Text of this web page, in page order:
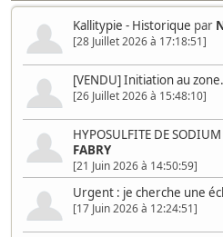
Kallitypie - Historique par
[28 Juillet 2026 à 17:18:51]
[VENDU] Initiation au
[26 Juillet 2026 à 15:48:10]
HYPOSULFITE DE
FABRY
[21 Juin 2026 à 14:50:59]
Urgent : je cherche une
[17 Juin 2026 à 12:24:51]